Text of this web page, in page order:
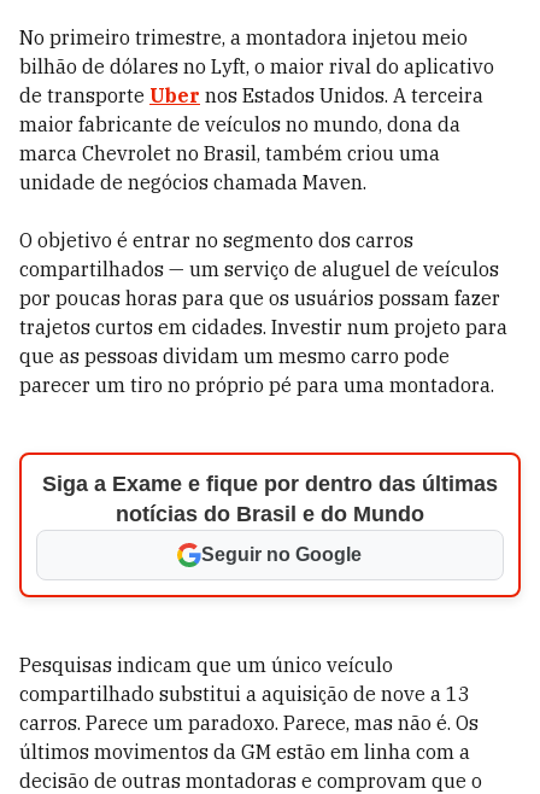
No primeiro trimestre, a montadora injetou meio
bilhão de dólares no Lyft, o maior rival do aplicativo
de transporte Uber nos Estados Unidos. A terceira
maior fabricante de veículos no mundo, dona da
marca Chevrolet no Brasil, também criou uma
unidade de negócios chamada Maven.
O objetivo é entrar no segmento dos carros
compartilhados — um serviço de aluguel de veículos
por poucas horas para que os usuários possam fazer
trajetos ­curtos em cidades. Investir num projeto para
que as pessoas dividam um mesmo carro pode
parecer um tiro no próprio pé para uma montadora. ­
Siga a Exame e fique por dentro das últimas
notícias do Brasil e do Mundo
Seguir no Google
Pesquisas indicam que um único veículo
compartilhado substitui a aquisição de nove a 13
carros. Parece um paradoxo. Parece, mas não é. Os
últimos movimentos da GM estão em linha com a
decisão de outras montadoras e comprovam que o